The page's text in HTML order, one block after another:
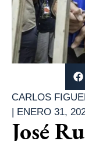
CARLOS
| ENERO 31,
José